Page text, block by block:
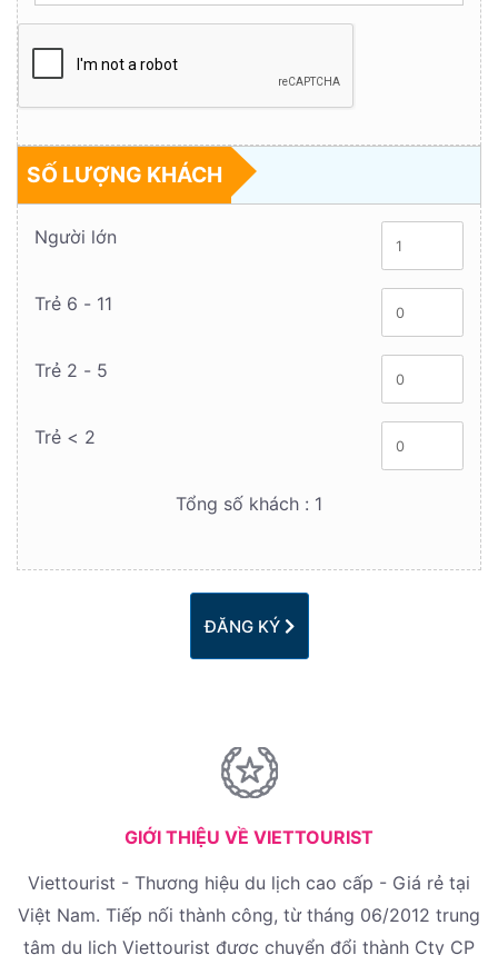
SỐ LƯỢNG KHÁCH
Người lớn
Trẻ 6 - 11
Trẻ 2 - 5
Trẻ < 2
Tổng số khách : 1
ĐĂNG KÝ
GIỚI THIỆU VỀ VIETTOURIST
Viettourist - Thương hiệu du lịch cao cấp - Giá rẻ tại
Việt Nam. Tiếp nối thành công, từ tháng 06/2012 trung
tâm du lịch Viettourist được chuyển đổi thành Cty CP